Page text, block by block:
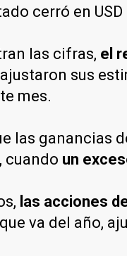
cerró en
las cifras, el
sus
mes.
las ganancias
cuando un
las acciones
va del año,